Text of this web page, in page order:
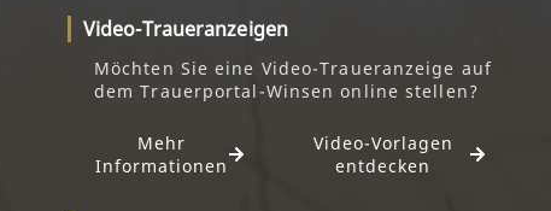
Video-Traueranzeigen
Möchten Sie eine Video-Traueranzeige auf
dem Trauerportal-Winsen online stellen?
Mehr
Informationen
Video-Vorlagen
entdecken